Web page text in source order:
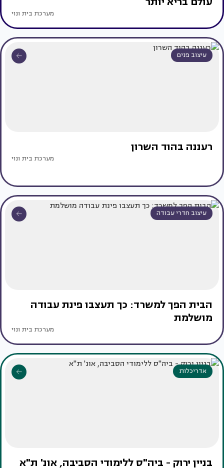
מערכת בית ונוי
עיצוב פנים
רעננה בהוד השרון
מערכת בית ונוי
עיצוב חדרי עבודה
הבית הפך למשרד: כך תעצבו פינת עבודה
מושלמת
מערכת בית ונוי
אדריכלות
בניין ירוק - ביה"ס ללימודי הסביבה, אונ' ת"א